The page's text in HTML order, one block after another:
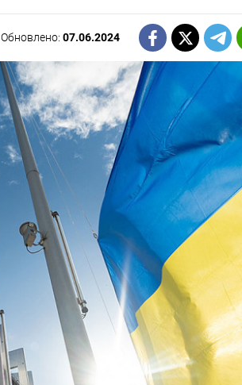
Обновлено:07.06.2024